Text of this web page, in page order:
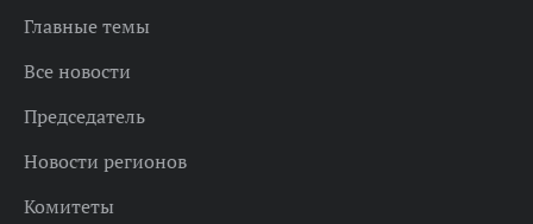
Главные темы
Все новости
Председатель
Новости регионов
Комитеты